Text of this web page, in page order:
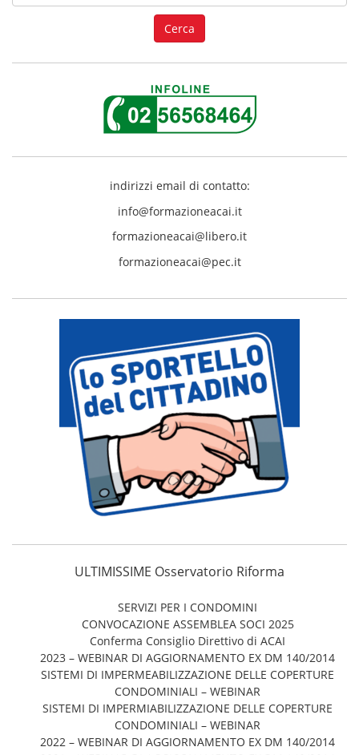
a
r
f
o
r
:
Cerca
indirizzi email di contatto:
info@formazioneacai.it
formazioneacai@libero.it
formazioneacai@pec.it
ULTIMISSIME Osservatorio Riforma
SERVIZI PER I CONDOMINI
CONVOCAZIONE ASSEMBLEA SOCI 2025
Conferma Consiglio Direttivo di ACAI
2023 – WEBINAR DI AGGIORNAMENTO EX DM 140/2014
SISTEMI DI IMPERMEABILIZZAZIONE DELLE COPERTURE
CONDOMINIALI – WEBINAR
SISTEMI DI IMPERMIABILIZZAZIONE DELLE COPERTURE
CONDOMINIALI – WEBINAR
2022 – WEBINAR DI AGGIORNAMENTO EX DM 140/2014